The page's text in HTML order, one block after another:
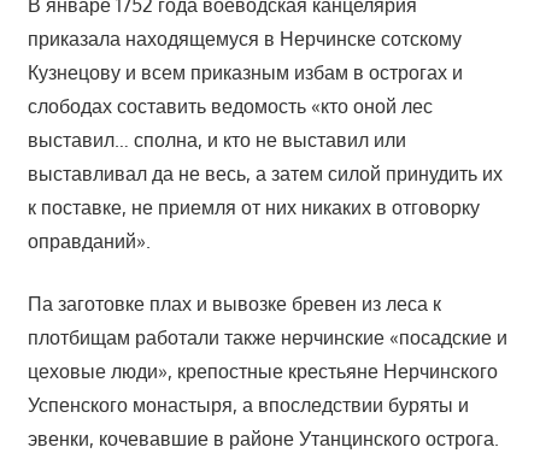
В январе 1752 года воеводская канцелярия
приказала находящемуся в Нерчинске сотскому
Кузнецову и всем приказным избам в острогах и
слободах составить ведомость «кто оной лес
выставил… сполна, и кто не выставил или
выставливал да не весь, а затем силой принудить их
к поставке, не приемля от них никаких в отговорку
оправданий».
Па заготовке плах и вывозке бревен из леса к
плотбищам работали также нерчинские «посадские и
цеховые люди», крепостные крестьяне Нерчинского
Успенского монастыря, а впоследствии буряты и
эвенки, кочевавшие в районе Утанцинского острога.